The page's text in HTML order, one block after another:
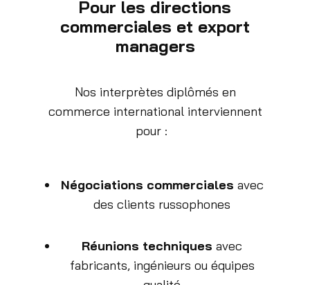
Pour les directions
commerciales et export
managers
Nos interprètes diplômés en
commerce international interviennent
pour :
Négociations commerciales avec
des clients russophones
Réunions techniques avec
fabricants, ingénieurs ou équipes